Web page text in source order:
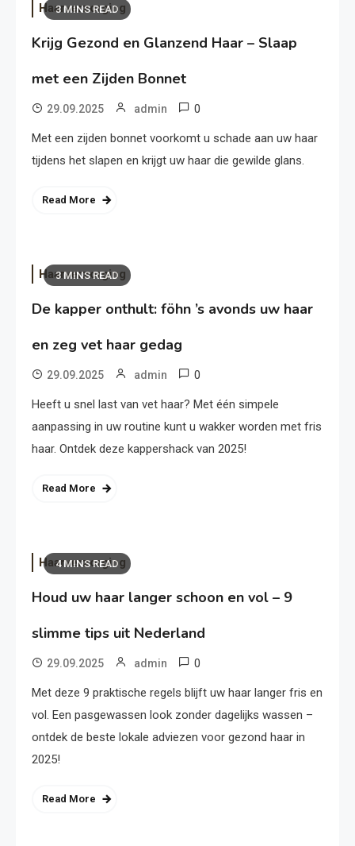
3 MINS READ
Haarverzorging
Krijg Gezond en Glanzend Haar – Slaap
met een Zijden Bonnet
29.09.2025 admin 0
Met een zijden bonnet voorkomt u schade aan uw haar
tijdens het slapen en krijgt uw haar die gewilde glans.
Read More
3 MINS READ
Haarverzorging
De kapper onthult: föhn ’s avonds uw haar
en zeg vet haar gedag
29.09.2025 admin 0
Heeft u snel last van vet haar? Met één simpele
aanpassing in uw routine kunt u wakker worden met fris
haar. Ontdek deze kappershack van 2025!
Read More
4 MINS READ
Haarverzorging
Houd uw haar langer schoon en vol – 9
slimme tips uit Nederland
29.09.2025 admin 0
Met deze 9 praktische regels blijft uw haar langer fris en
vol. Een pasgewassen look zonder dagelijks wassen –
ontdek de beste lokale adviezen voor gezond haar in
2025!
Read More